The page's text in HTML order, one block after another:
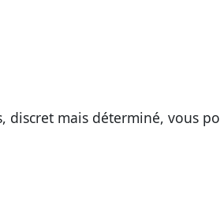
discret mais déterminé, vous